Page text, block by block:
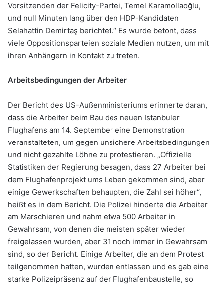
Vorsitzenden der Felicity-Partei, Temel Karamollaoğlu,
und null Minuten lang über den HDP-Kandidaten
Selahattin Demirtaş berichtet.“ Es wurde betont, dass
viele Oppositionsparteien soziale Medien nutzen, um mit
ihren Anhängern in Kontakt zu treten.
Arbeitsbedingungen der Arbeiter
Der Bericht des US-Außenministeriums erinnerte daran,
dass die Arbeiter beim Bau des neuen Istanbuler
Flughafens am 14. September eine Demonstration
veranstalteten, um gegen unsichere Arbeitsbedingungen
und nicht gezahlte Löhne zu protestieren. „Offizielle
Statistiken der Regierung besagen, dass 27 Arbeiter bei
dem Flughafenprojekt ums Leben gekommen sind, aber
einige Gewerkschaften behaupten, die Zahl sei höher“,
heißt es in dem Bericht. Die Polizei hinderte die Arbeiter
am Marschieren und nahm etwa 500 Arbeiter in
Gewahrsam, von denen die meisten später wieder
freigelassen wurden, aber 31 noch immer in Gewahrsam
sind, so der Bericht. Einige Arbeiter, die an dem Protest
teilgenommen hatten, wurden entlassen und es gab eine
starke Polizeipräsenz auf der Flughafenbaustelle, so